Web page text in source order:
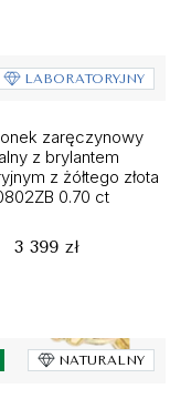
LABORATORYJNY
zaręczynowy
z brylantem
z żółtego złota
0.70 ct
3 399 zł
NATURALNY